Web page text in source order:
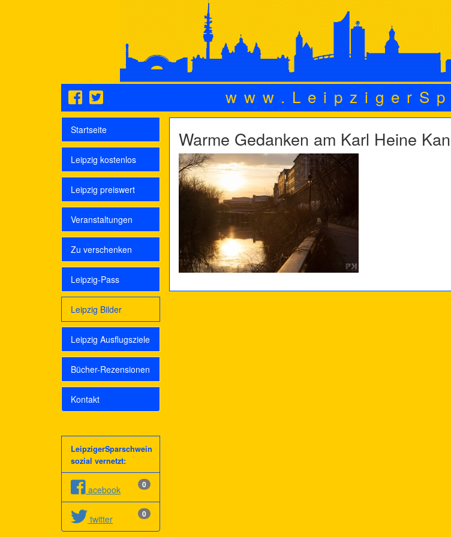
Startseite
Leipzig kostenlos
Leipzig preiswert
Veranstaltungen
Zu verschenken
Leipzig-Pass
Leipzig Bilder
Leipzig Ausflugsziele
Bücher-Rezensionen
Kontakt
LeipzigerSparschwein
sozial vernetzt:
0
acebook
0
twitter
Warme Gedanken am Karl Heine